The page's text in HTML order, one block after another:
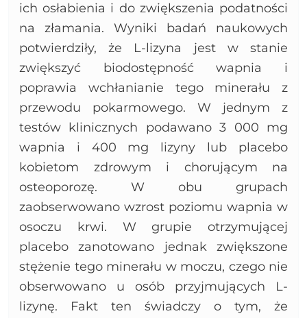
ich osłabienia i do zwiększenia podatności
na złamania. Wyniki badań naukowych
potwierdziły, że L-lizyna jest w stanie
zwiększyć biodostępność wapnia i
poprawia wchłanianie tego minerału z
przewodu pokarmowego. W jednym z
testów klinicznych podawano 3 000 mg
wapnia i 400 mg lizyny lub placebo
kobietom zdrowym i chorującym na
osteoporozę. W obu grupach
zaobserwowano wzrost poziomu wapnia w
osoczu krwi. W grupie otrzymującej
placebo zanotowano jednak zwiększone
stężenie tego minerału w moczu, czego nie
obserwowano u osób przyjmujących L-
lizynę. Fakt ten świadczy o tym, że